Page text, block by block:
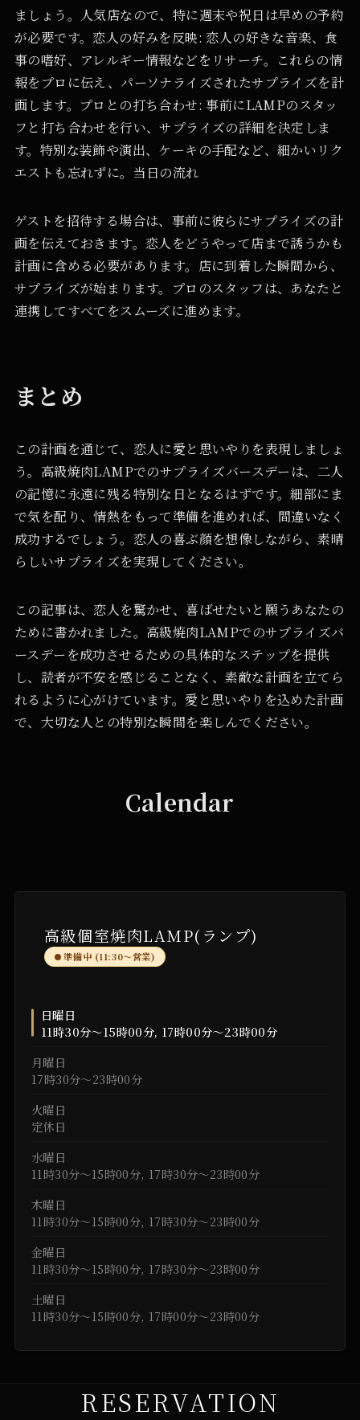
ましょう。人気店なので、特に週末や祝日は早めの予約
が必要です。恋人の好みを反映: 恋人の好きな音楽、食
事の嗜好、アレルギー情報などをリサーチ。これらの情
報をプロに伝え、パーソナライズされたサプライズを計
画します。プロとの打ち合わせ: 事前にLAMPのスタッ
フと打ち合わせを行い、サプライズの詳細を決定しま
す。特別な装飾や演出、ケーキの手配など、細かいリク
エストも忘れずに。当日の流れ
ゲストを招待する場合は、事前に彼らにサプライズの計
画を伝えておきます。恋人をどうやって店まで誘うかも
計画に含める必要があります。店に到着した瞬間から、
サプライズが始まります。プロのスタッフは、あなたと
連携してすべてをスムーズに進めます。
まとめ
この計画を通じて、恋人に愛と思いやりを表現しましょ
う。高級焼肉LAMPでのサプライズバースデーは、二人
の記憶に永遠に残る特別な日となるはずです。細部にま
で気を配り、情熱をもって準備を進めれば、間違いなく
成功するでしょう。恋人の喜ぶ顔を想像しながら、素晴
らしいサプライズを実現してください。
この記事は、恋人を驚かせ、喜ばせたいと願うあなたの
ために書かれました。高級焼肉LAMPでのサプライズバ
ースデーを成功させるための具体的なステップを提供
し、読者が不安を感じることなく、素敵な計画を立てら
れるように心がけています。愛と思いやりを込めた計画
で、大切な人との特別な瞬間を楽しんでください。
Calendar
高級個室焼肉LAMP(ランプ)
準備中 (11:30〜営業)
日曜日
11時30分～15時00分, 17時00分～23時00分
月曜日
17時30分～23時00分
火曜日
定休日
水曜日
11時30分～15時00分, 17時30分～23時00分
木曜日
11時30分～15時00分, 17時30分～23時00分
金曜日
11時30分～15時00分, 17時30分～23時00分
土曜日
11時30分～15時00分, 17時00分～23時00分
RESERVATION